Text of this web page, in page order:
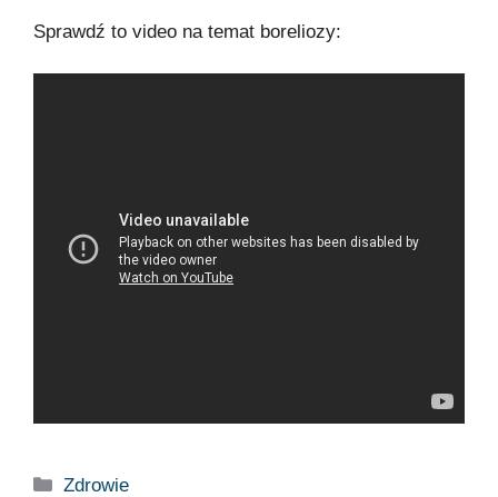
Sprawdź to video na temat boreliozy:
Zdrowie